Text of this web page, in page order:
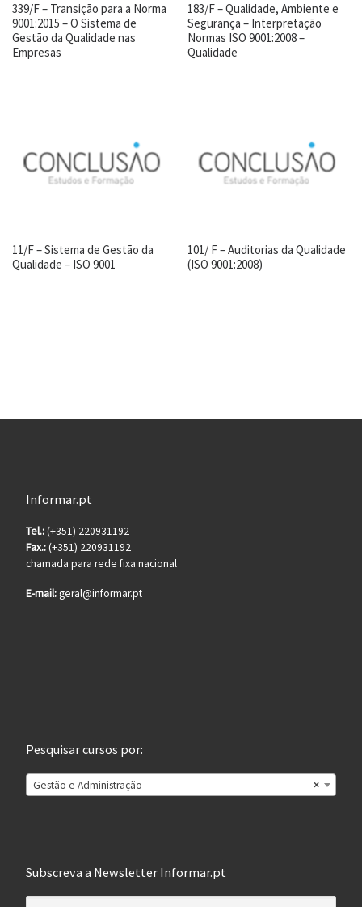
339/F – Transição para a Norma
9001:2015 – O Sistema de
Gestão da Qualidade nas
Empresas
183/F – Qualidade, Ambiente e
Segurança – Interpretação
Normas ISO 9001:2008 –
Qualidade
11/F – Sistema de Gestão da
Qualidade – ISO 9001
101/ F – Auditorias da Qualidade
(ISO 9001:2008)
Informar.pt
Tel.:(+351) 220931192
Fax.:(+351) 220931192
chamada para rede fixa nacional
E-mail:geral@informar.pt
Pesquisar cursos por:
×
Gestão e Administração
Subscreva a Newsletter Informar.pt